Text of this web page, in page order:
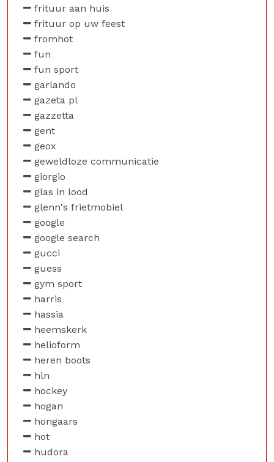
frituur aan huis
frituur op uw feest
fromhot
fun
fun sport
garlando
gazeta pl
gazzetta
gent
geox
geweldloze communicatie
giorgio
glas in lood
glenn's frietmobiel
google
google search
gucci
guess
gym sport
harris
hassia
heemskerk
helioform
heren boots
hln
hockey
hogan
hongaars
hot
hudora